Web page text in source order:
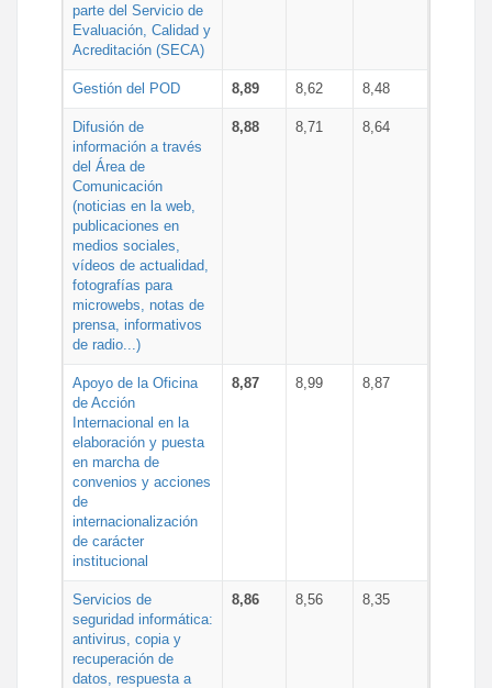
parte del Servicio de
Evaluación, Calidad y
Acreditación (SECA)
Gestión del POD 8,89 8,62 8,48
Difusión de
información a través
del Área de
Comunicación
(noticias en la web,
publicaciones en
medios sociales,
vídeos de actualidad,
fotografías para
microwebs, notas de
prensa, informativos
de radio...)
8,88 8,71 8,64
Apoyo de la Oficina
de Acción
Internacional en la
elaboración y puesta
en marcha de
convenios y acciones
de
internacionalización
de carácter
institucional
8,87 8,99 8,87
Servicios de
seguridad informática:
antivirus, copia y
recuperación de
datos, respuesta a
8,86 8,56 8,35